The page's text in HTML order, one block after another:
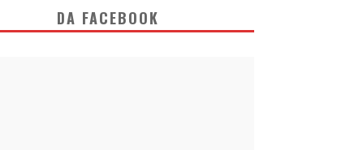
DA FACEBOOK